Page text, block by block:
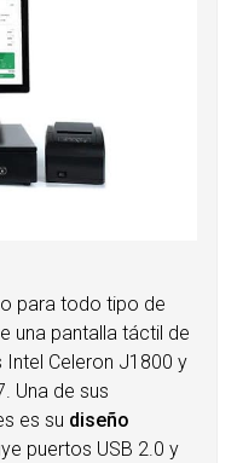
para todo tipo de
una pantalla táctil de
Celeron J1800 y
Una de sus
es su diseño
puertos USB 2.0 y